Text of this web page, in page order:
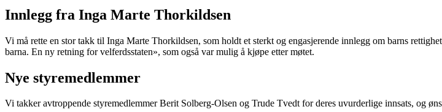
Innlegg fra Inga Marte Thorkildsen
Vi må rette en stor takk til Inga Marte Thorkildsen, som holdt et sterkt og engasjerende innlegg om barns
barna. En ny retning for velferdsstaten», som også var mulig å kjøpe etter møtet.
Nye styremedlemmer
Vi takker avtroppende styremedlemmer Berit Solberg-Olsen og Trude Tvedt for deres uvurderlige innsats, og